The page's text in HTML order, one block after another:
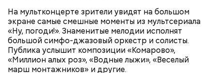
На мультконцерте зрители увидят на большом
экране самые смешные моменты из мультсериала
«Ну, погоди!». Знаменитые мелодии исполнят
большой симфо-джазовый оркестр и солисты.
Публика услышит композиции «Комарово»,
«Миллион алых роз», «Водные лыжи», «Веселый
марш монтажников» и другие.
Молодая красавица Фэй Форрестер (Джоан Уэйли-
Килмер) помогает своему любовнику Винсу (Майкл
Мэдсен) совершить дерзкое ограбление двух
членов мафии и забрать у них чемоданчик с